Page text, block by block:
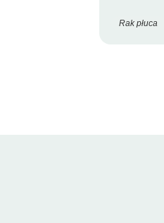
Rak płuca